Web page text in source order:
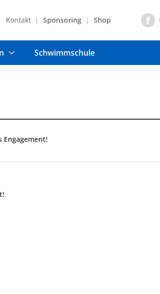
Kontakt Sponsoring Shop
Schwimmschule